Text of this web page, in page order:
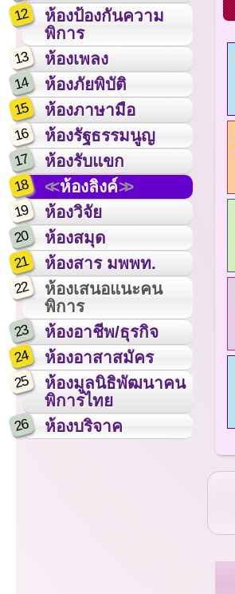
12
ห้องป้องกันความ
พิการ
13 ห้องเพลง
14 ห้องภัยพิบัติ
15 ห้องภาษามือ
16 ห้องรัฐธรรมนูญ
17 ห้องรับแขก
18 ห้องลิงค์
19 ห้องวิจัย
20 ห้องสมุด
21 ห้องสาร มพพท.
22
ห้องเสนอแนะคน
พิการ
23 ห้องอาชีพ/ธุรกิจ
24 ห้องอาสาสมัคร
25
ห้องมูลนิธิพัฒนาคน
พิการไทย
26 ห้องบริจาค